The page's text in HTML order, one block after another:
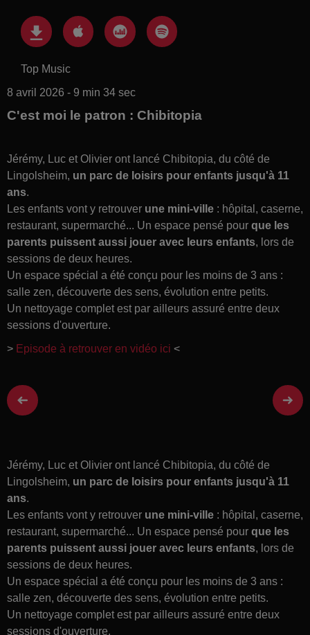
Top Music
8 avril 2026 - 9 min 34 sec
C'est moi le patron : Chibitopia
Jérémy, Luc et Olivier ont lancé Chibitopia, du côté de
Lingolsheim, un parc de loisirs pour enfants jusqu'à 11
ans.
Les enfants vont y retrouver une mini-ville : hôpital, caserne,
restaurant, supermarché... Un espace pensé pour que les
parents puissent aussi jouer avec leurs enfants, lors de
sessions de deux heures.
Un espace spécial a été conçu pour les moins de 3 ans :
salle zen, découverte des sens, évolution entre petits.
Un nettoyage complet est par ailleurs assuré entre deux
sessions d'ouverture.
> Episode à retrouver en vidéo ici <
Jérémy, Luc et Olivier ont lancé Chibitopia, du côté de
Lingolsheim, un parc de loisirs pour enfants jusqu'à 11
ans.
Les enfants vont y retrouver une mini-ville : hôpital, caserne,
restaurant, supermarché... Un espace pensé pour que les
parents puissent aussi jouer avec leurs enfants, lors de
sessions de deux heures.
Un espace spécial a été conçu pour les moins de 3 ans :
salle zen, découverte des sens, évolution entre petits.
Un nettoyage complet est par ailleurs assuré entre deux
sessions d'ouverture.